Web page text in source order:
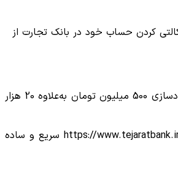
ادامه خواهد داشت و متقاضیان می‌توانند با وکالتی کردن حساب خود در بانک تجارت از
، امکان خرید خودروهای وارداتی اتونوین فعال شده و علاقه‌مندان به خرید این محصولات می‌توانند با مسدودسازی 500 میلیون تومان به‌علاوه 20 هزار
برای انجام روند وکالتی کردن حساب‌های تجارت و خرید خودروهای وارداتی، تنها کافی‌ست از طریق سامانه حساب‌های وکالتی بانک تجارت به آدرسhttps://www.tejaratbank.ir/vekalati سریع و ساده